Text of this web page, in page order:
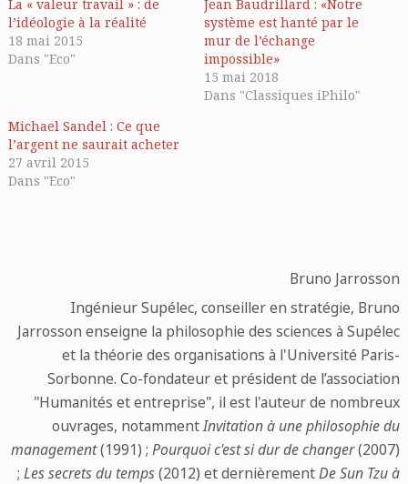
La « valeur travail » : de
l’idéologie à la réalité
18 mai 2015
Dans "Eco"
Jean Baudrillard : «Notre
système est hanté par le
mur de l’échange
impossible»
15 mai 2018
Dans "Classiques iPhilo"
Michael Sandel : Ce que
l’argent ne saurait acheter
27 avril 2015
Dans "Eco"
Bruno Jarrosson
Ingénieur Supélec, conseiller en stratégie, Bruno
Jarrosson enseigne la philosophie des sciences à Supélec
et la théorie des organisations à l'Université Paris-
Sorbonne. Co-fondateur et président de l’association
"Humanités et entreprise", il est l'auteur de nombreux
ouvrages, notammentInvitation à une philosophie du
management(1991) ;Pourquoi c'est si dur de changer(2007)
;Les secrets du temps(2012) et dernièrementDe Sun Tzu à